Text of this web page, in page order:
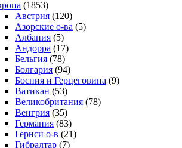
(1853)
Австрия (120)
Азорские о-ва (5)
Албания (5)
Андорра (17)
Бельгия (78)
Болгария (94)
Босния и Герцеговина (9)
Ватикан (53)
Великобритания (78)
Венгрия (35)
Германия (83)
Гернси о-в (21)
Гибралтар (7)